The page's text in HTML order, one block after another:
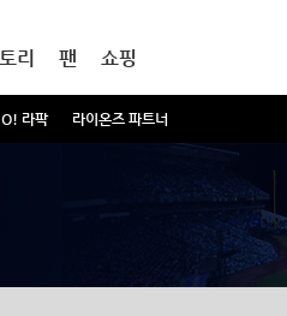
라팍 라이온즈 파트너
리 팬 쇼핑